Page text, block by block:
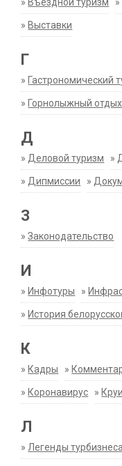
» Выставки
Г
» Гастрономический
» Горнолыжный отдых
Д
» Деловой туризм »
» Дипмиссии »
З
»Законодательство
И
» Инфотуры »
» История
К
» Кадры »
» Коронавирус »
Л
» Легенды турбизнеса